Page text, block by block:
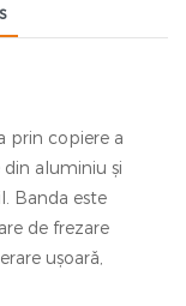
prin copiere a
aluminiu și
Banda este
de frezare
ușoară,